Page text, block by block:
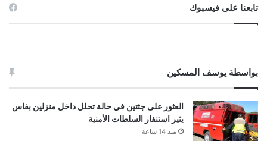
تابعنا على فيسبوك
بواسطة يوسف المسكين
العثور على جثتين في حالة تحلل داخل منزلين بفاس
يثير استنفار السلطات الأمنية
منذ 14 ساعة